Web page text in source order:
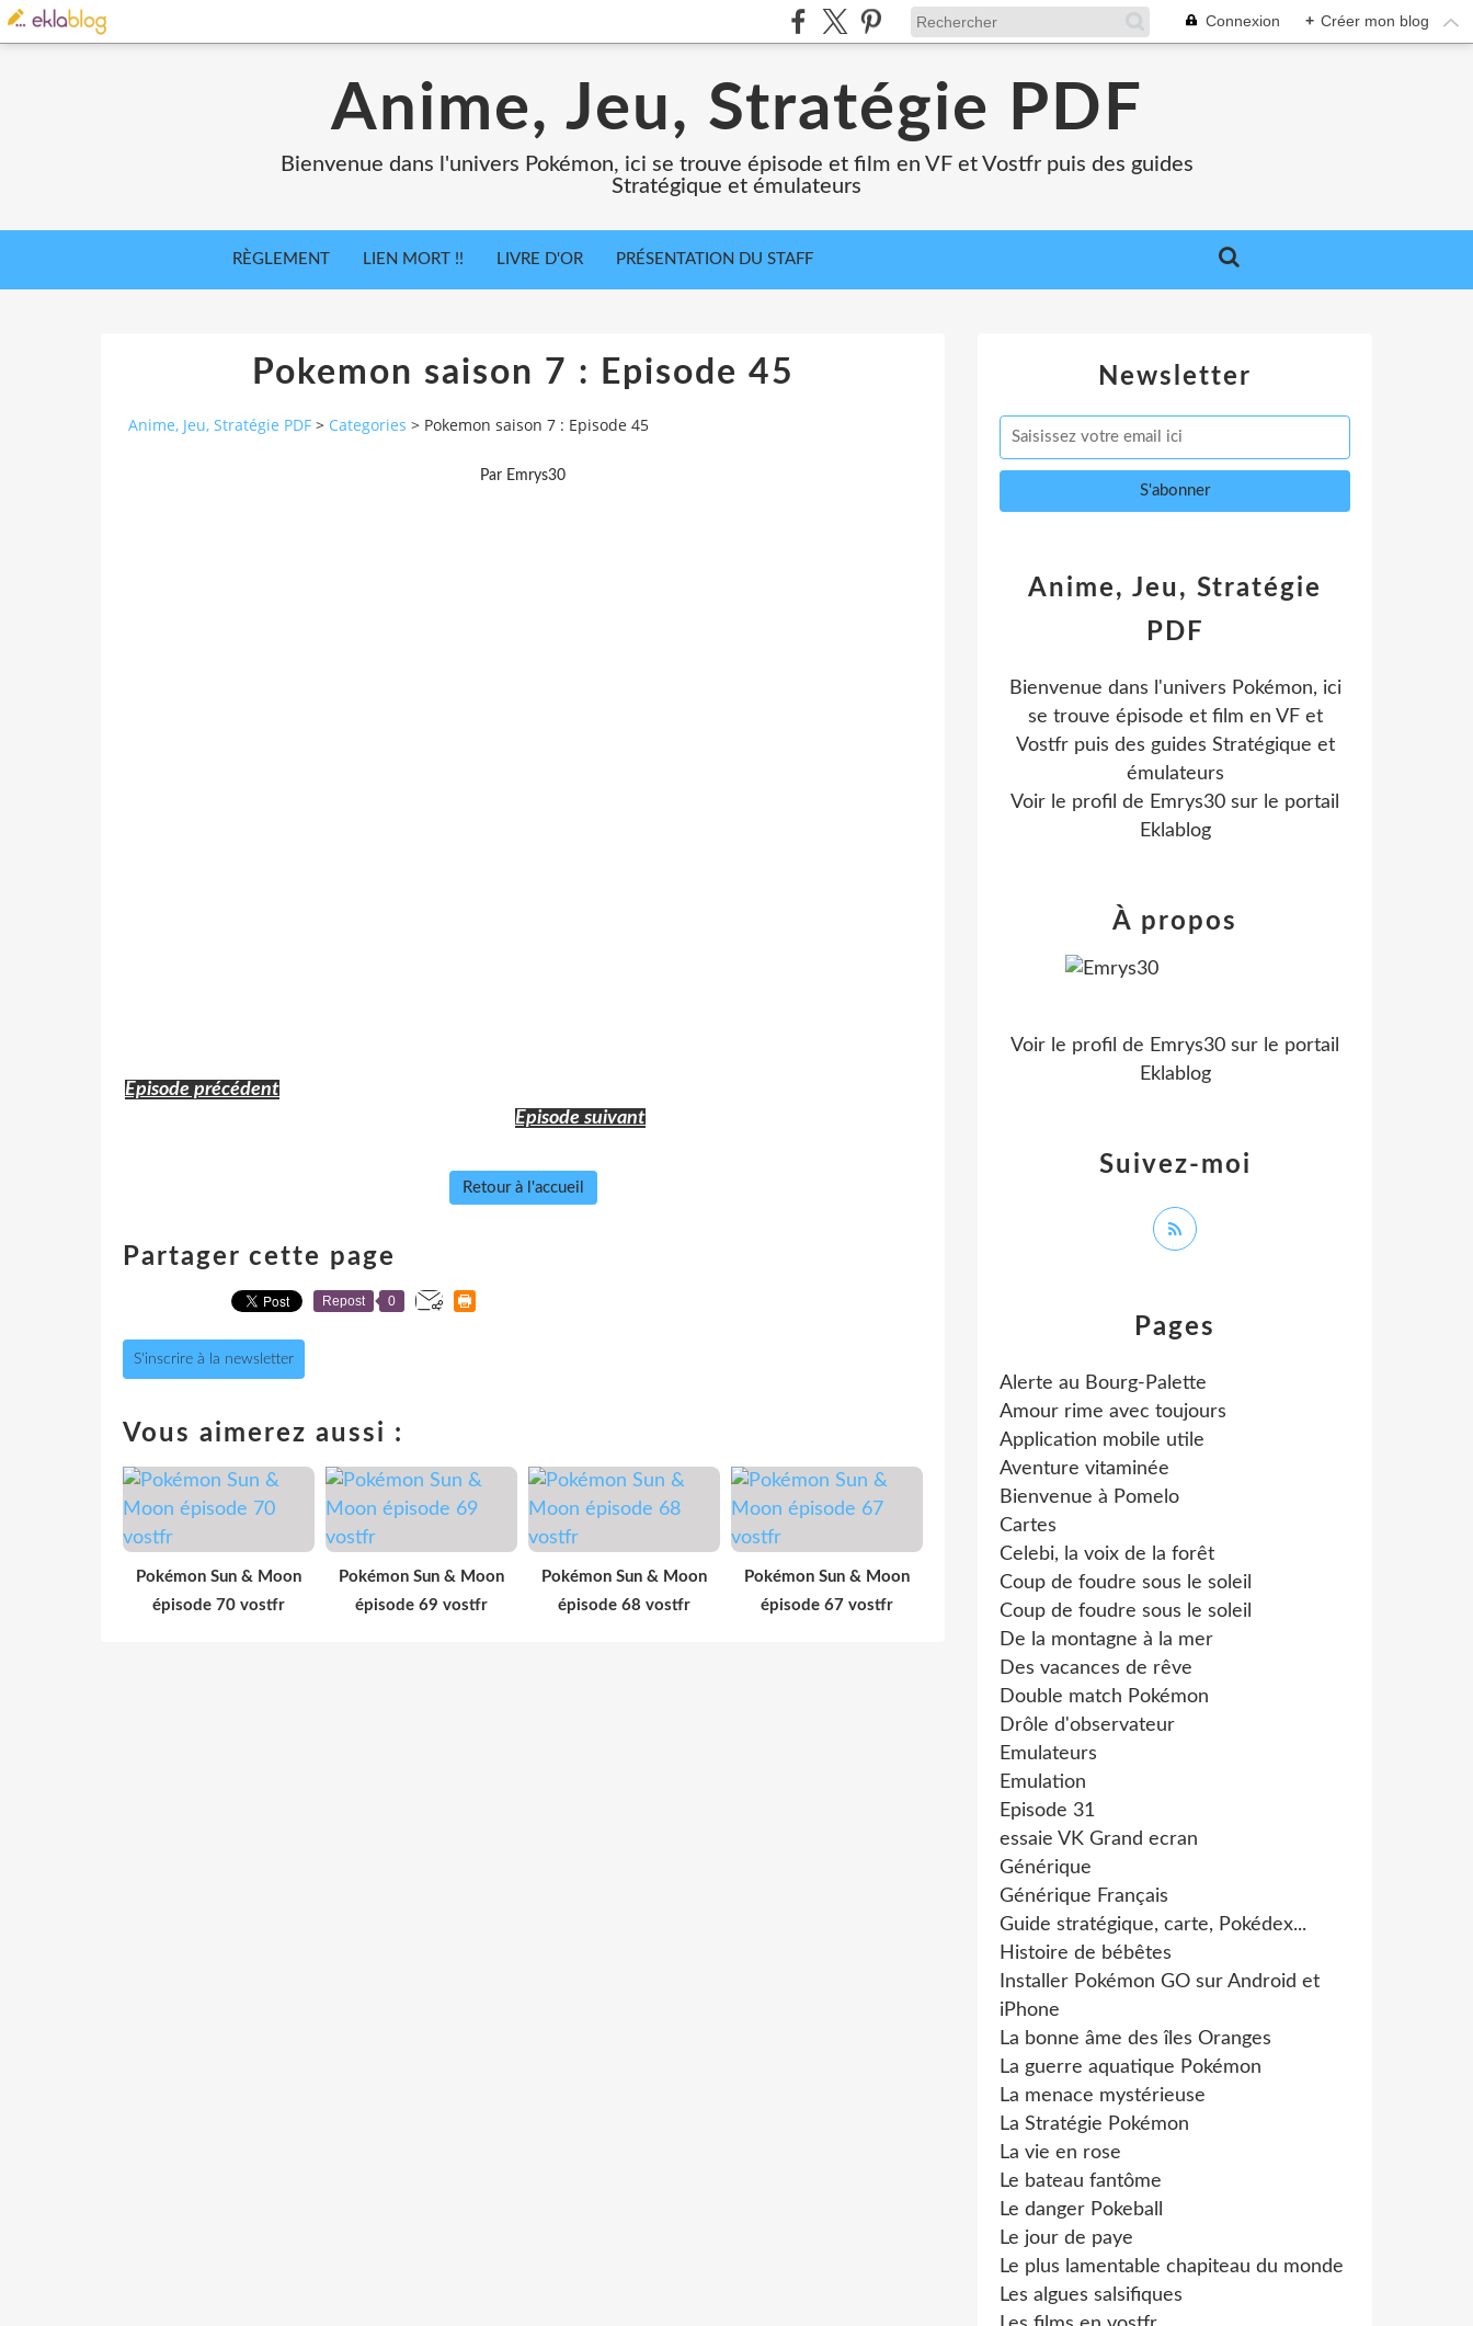
Connexion + Créer mon blog
Anime, Jeu, Stratégie PDF
Bienvenue dans l'univers Pokémon, ici se trouve épisode et film en VF et Vostfr puis des guides
Stratégique et émulateurs
RÈGLEMENT LIEN MORT !! LIVRE D'OR PRÉSENTATION DU STAFF
Pokemon saison 7 : Episode 45
Anime, Jeu, Stratégie PDF > Categories > Pokemon saison 7 : Episode 45
Par Emrys30
Episode précédent
Episode suivant
Retour à l'accueil
Partager cette page
Repost 0
S'inscrire à la newsletter
Vous aimerez aussi :
Pokémon Sun & Moon
épisode 70 vostfr
Pokémon Sun & Moon
épisode 69 vostfr
Pokémon Sun & Moon
épisode 68 vostfr
Pokémon Sun & Moon
épisode 67 vostfr
Newsletter
Pages
Alerte au Bourg-Palette
Amour rime avec toujours
Application mobile utile
Aventure vitaminée
Bienvenue à Pomelo
Cartes
Celebi, la voix de la forêt
Coup de foudre sous le soleil
Coup de foudre sous le soleil
De la montagne à la mer
Des vacances de rêve
Double match Pokémon
Drôle d'observateur
Emulateurs
Emulation
Episode 31
essaie VK Grand ecran
Générique
Générique Français
Guide stratégique, carte, Pokédex...
Histoire de bébêtes
Installer Pokémon GO sur Android et
iPhone
La bonne âme des îles Oranges
La guerre aquatique Pokémon
La menace mystérieuse
La Stratégie Pokémon
La vie en rose
Le bateau fantôme
Le danger Pokeball
Le jour de paye
Le plus lamentable chapiteau du monde
Les algues salsifiques
Anime, Jeu, Stratégie
PDF
Bienvenue dans l'univers Pokémon, ici
se trouve épisode et film en VF et
Vostfr puis des guides Stratégique et
émulateurs
Voir le profil de Emrys30 sur le portail
Eklablog
Suivez-moi
À propos
Voir le profil de Emrys30 sur le portail
Eklablog